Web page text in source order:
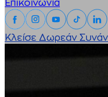
Επικοινωνία
Κλείσε Δωρεάν